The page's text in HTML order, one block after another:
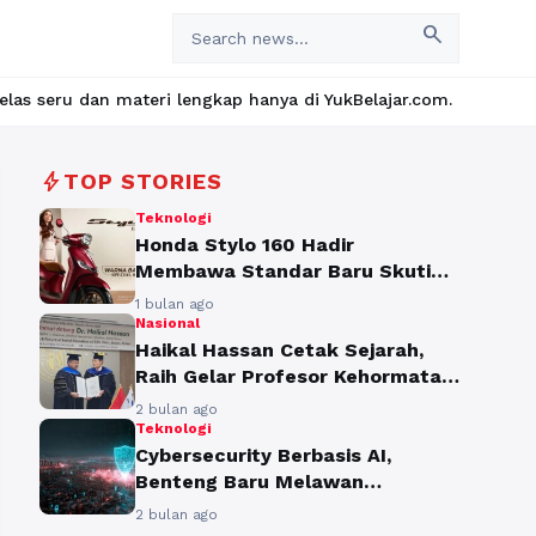
search
hanya di YukBelajar.com. Mulai langkah suksesmu
boltTOP STORIES
Teknologi
Honda Stylo 160 Hadir
Membawa Standar Baru Skutik
Bergaya Retro
1 bulan ago
Nasional
Haikal Hassan Cetak Sejarah,
Raih Gelar Profesor Kehormatan
dari Silla University
2 bulan ago
Teknologi
Cybersecurity Berbasis AI,
Benteng Baru Melawan
Ancaman Siber
2 bulan ago